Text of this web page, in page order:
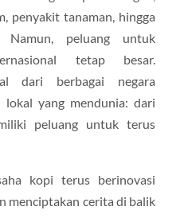
penyakit tanaman, hingga
peluang untuk
tetap besar.
dari berbagai negara
lokal yang mendunia: dari
peluang untuk terus
kopi terus berinovasi
menciptakan cerita di balik